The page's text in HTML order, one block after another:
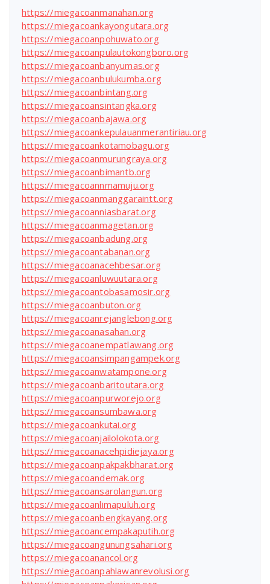
https://miegacoanmanahan.org
https://miegacoankayongutara.org
https://miegacoanpohuwato.org
https://miegacoanpulautokongboro.org
https://miegacoanbanyumas.org
https://miegacoanbulukumba.org
https://miegacoanbintang.org
https://miegacoansintangka.org
https://miegacoanbajawa.org
https://miegacoankepulauanmerantiriau.org
https://miegacoankotamobagu.org
https://miegacoanmurungraya.org
https://miegacoanbimantb.org
https://miegacoannmamuju.org
https://miegacoanmanggaraintt.org
https://miegacoanniasbarat.org
https://miegacoanmagetan.org
https://miegacoanbadung.org
https://miegacoantabanan.org
https://miegacoanacehbesar.org
https://miegacoanluwuutara.org
https://miegacoantobasamosir.org
https://miegacoanbuton.org
https://miegacoanrejanglebong.org
https://miegacoanasahan.org
https://miegacoanempatlawang.org
https://miegacoansimpangampek.org
https://miegacoanwatampone.org
https://miegacoanbaritoutara.org
https://miegacoanpurworejo.org
https://miegacoansumbawa.org
https://miegacoankutai.org
https://miegacoanjailolokota.org
https://miegacoanacehpidiejaya.org
https://miegacoanpakpakbharat.org
https://miegacoandemak.org
https://miegacoansarolangun.org
https://miegacoanlimapuluh.org
https://miegacoanbengkayang.org
https://miegacoancempakaputih.org
https://miegacoangunungsahari.org
https://miegacoanancol.org
https://miegacoanpahlawanrevolusi.org